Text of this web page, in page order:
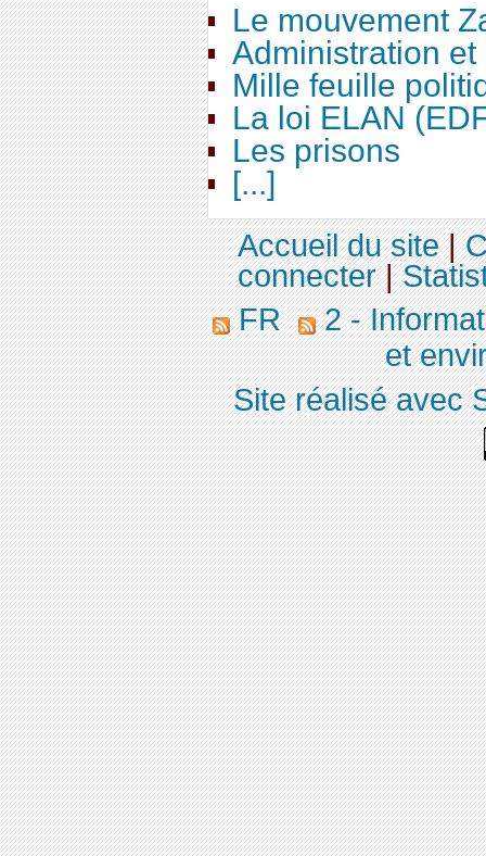
Le mouvement
Administration
Mille feuille
La loi ELAN
Les prisons
[...]
Accueil du site|
connecter|
FR
2 -
et
Site réalisé avec